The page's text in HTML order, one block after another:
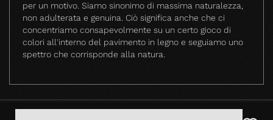
per un motivo. Siamo sinonimo di massima naturalezza,
non adulterata e genuina. Ciò significa anche che ci
concentriamo consapevolmente su un certo gioco di
colori all'interno del pavimento in legno e seguiamo uno
spettro che corrisponde alla natura.